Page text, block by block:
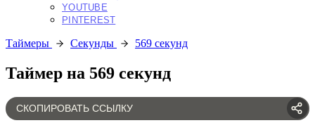
YOUTUBE
PINTEREST
Таймеры Секунды 569 секунд
Таймер на 569 секунд
СКОПИРОВАТЬ ССЫЛКУ